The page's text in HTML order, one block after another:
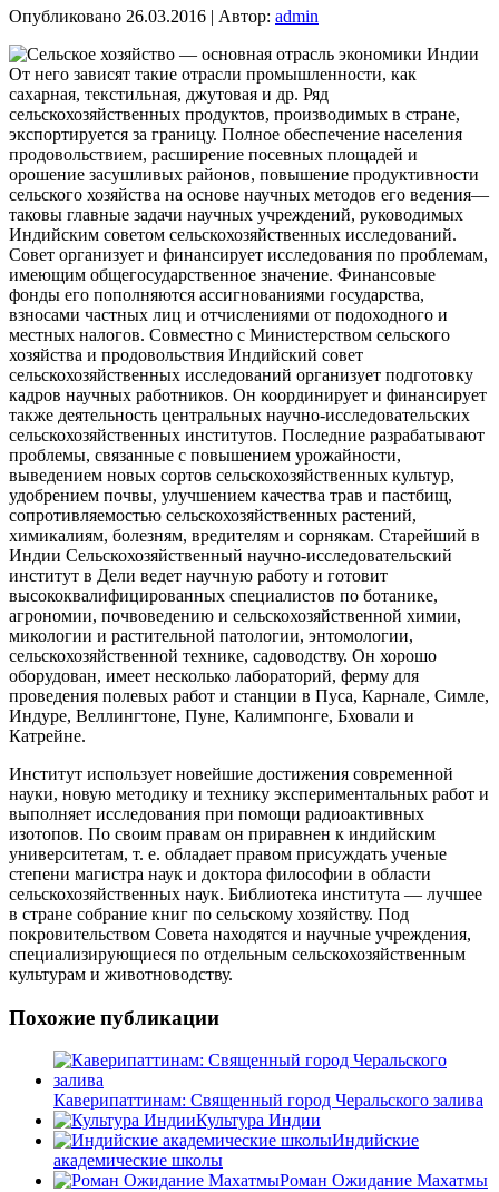
Опубликовано 26.03.2016 | Автор: admin
От него зависят такие отрасли промышленности, как
сахарная, текстильная, джутовая и др. Ряд
сельскохозяйственных продуктов, производимых в стране,
экспортируется за границу. Полное обеспечение населения
продовольствием, расширение посевных площадей и
орошение засушливых районов, повышение продуктивности
сельского хозяйства на основе научных методов его ведения—
таковы главные задачи научных учреждений, руководимых
Индийским советом сельскохозяйственных исследований.
Совет организует и финансирует исследования по проблемам,
имеющим общегосударственное значение. Финансовые
фонды его пополняются ассигнованиями государства,
взносами частных лиц и отчислениями от подоходного и
местных налогов. Совместно с Министерством сельского
хозяйства и продовольствия Индийский совет
сельскохозяйственных исследований организует подготовку
кадров научных работников. Он координирует и финансирует
также деятельность центральных научно-исследовательских
сельскохозяйственных институтов. Последние разрабатывают
проблемы, связанные с повышением урожайности,
выведением новых сортов сельскохозяйственных культур,
удобрением почвы, улучшением качества трав и пастбищ,
сопротивляемостью сельскохозяйственных растений,
химикалиям, болезням, вредителям и сорнякам. Старейший в
Индии Сельскохозяйственный научно-исследовательский
институт в Дели ведет научную работу и готовит
высококвалифицированных специалистов по ботанике,
агрономии, почвоведению и сельскохозяйственной химии,
микологии и растительной патологии, энтомологии,
сельскохозяйственной технике, садоводству. Он хорошо
оборудован, имеет несколько лабораторий, ферму для
проведения полевых работ и станции в Пуса, Карнале, Симле,
Индуре, Веллингтоне, Пуне, Калимпонге, Бховали и
Катрейне.
Институт использует новейшие достижения современной
науки, новую методику и технику экспериментальных работ и
выполняет исследования при помощи радиоактивных
изотопов. По своим правам он приравнен к индийским
университетам, т. е. обладает правом присуждать ученые
степени магистра наук и доктора философии в области
сельскохозяйственных наук. Библиотека института — лучшее
в стране собрание книг по сельскому хозяйству. Под
покровительством Совета находятся и научные учреждения,
специализирующиеся по отдельным сельскохозяйственным
культурам и животноводству.
Похожие публикации
Каверипаттинам: Священный город Черальского залива
Культура Индии
Индийские
академические школы
Роман Ожидание Махатмы